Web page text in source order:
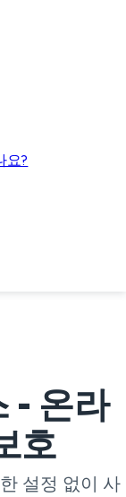
요?
- 온라
호
설정 없이 사